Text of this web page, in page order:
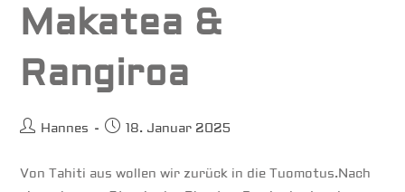
Makatea &
Rangiroa
Beitrags-
Hannes
Beitrag
18. Januar 2025
Von Tahiti aus wollen wir zurück in die Tuomotus.Nach